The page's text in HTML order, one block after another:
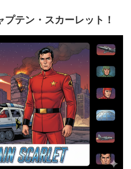
テン・スカーレット！